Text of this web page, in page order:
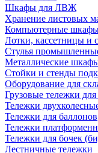
Шкафы для ЛВЖ
Хранение листовых
Компьютерные
Лотки, кассетницы и
Стулья
Металлические
Стойки и стенды
Оборудование для
Грузовые тележки для
Тележки
Тележки для баллонов
Тележки
Тележки для бочек
Лестничные тележки